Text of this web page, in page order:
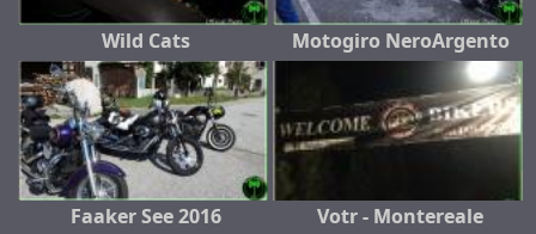
Wild Cats Motogiro NeroArgento
Faaker See 2016 Votr - Montereale